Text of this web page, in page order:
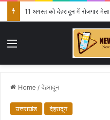
11 अगस्त को देहरादून में रोजगार
Menu
Home /देहरादून
उत्तराखंड देहरादून